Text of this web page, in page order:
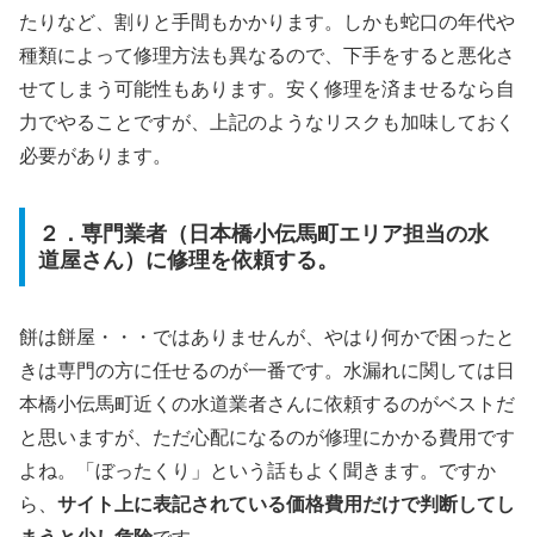
たりなど、割りと手間もかかります。しかも蛇口の年代や
種類によって修理方法も異なるので、下手をすると悪化さ
せてしまう可能性もあります。安く修理を済ませるなら自
力でやることですが、上記のようなリスクも加味しておく
必要があります。
２．専門業者（日本橋小伝馬町エリア担当の水
道屋さん）に修理を依頼する。
餅は餅屋・・・ではありませんが、やはり何かで困ったと
きは専門の方に任せるのが一番です。水漏れに関しては日
本橋小伝馬町近くの水道業者さんに依頼するのがベストだ
と思いますが、ただ心配になるのが修理にかかる費用です
よね。「ぼったくり」という話もよく聞きます。ですか
ら、 サイト上に表記されている価格費用だけで判断してし